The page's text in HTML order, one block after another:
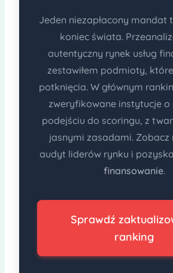
Jeden niezapłacony mandat
koniec świata.
autentyczny rynek usług
zestawiłem podmioty,
potknięcia. W głównym
zweryfikowane instytucje
podejściu do scoringu, z
jasnymi zasadami. Zobacz
audyt liderów rynku i
finansowanie.
Sprawdź
ranking